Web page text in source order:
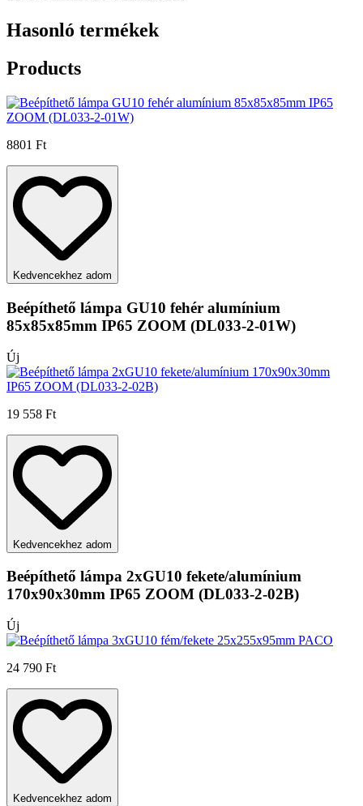
Hasonló termékek
Products
8801 Ft
Kedvencekhez adom
Beépíthető lámpa GU10 fehér alumínium
85x85x85mm IP65 ZOOM (DL033-2-01W)
Új
19 558 Ft
Kedvencekhez adom
Beépíthető lámpa 2xGU10 fekete/alumínium
170x90x30mm IP65 ZOOM (DL033-2-02B)
Új
24 790 Ft
Kedvencekhez adom